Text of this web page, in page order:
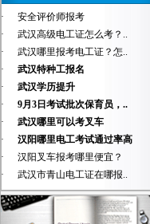
·
安全评价师报考
·
武汉高级电工证怎么考？..
·
武汉哪里报考电工证？怎..
·
武汉特种工报名
·
武汉学历提升
·
9月3日考试批次保育员，..
·
武汉哪里可以考叉车
·
汉阳哪里电工考试通过率高
·
汉阳叉车报考哪里便宜？
·
武汉市青山电工证在哪报..